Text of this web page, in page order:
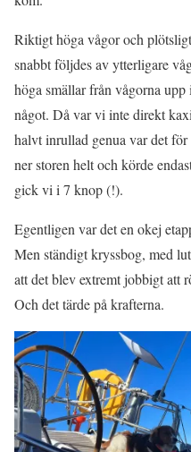
Riktigt höga vågor och
snabbt följdes av ytterligare
höga smällar från vågorna
något. Då var vi inte direkt
halvt inrullad genua var det
ner storen helt och körde
gick vi i 7 knop (!).
Egentligen var det en okej
Men ständigt kryssbog, med
att det blev extremt jobbigt att
Och det tärde på krafterna.